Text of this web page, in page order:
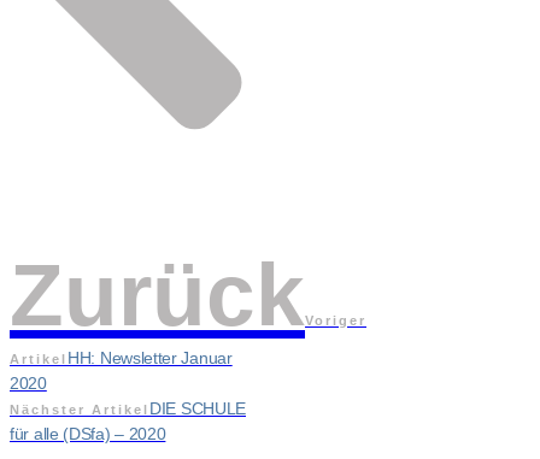
ZurückVoriger
Artikel HH: Newsletter Januar
2020
Nächster Artikel DIE SCHULE
für alle (DSfa) – 2020